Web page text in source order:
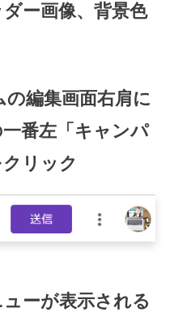
ー画像、背景色
編集画面右肩に
番左「キャンパ
リック
ーが表示される